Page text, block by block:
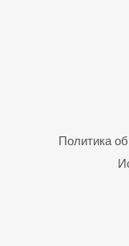
Политика